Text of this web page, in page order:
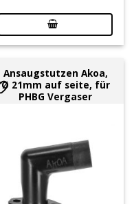
Ansaugstutzen Akoa,
Ø 21mm auf seite, für
PHBG Vergaser